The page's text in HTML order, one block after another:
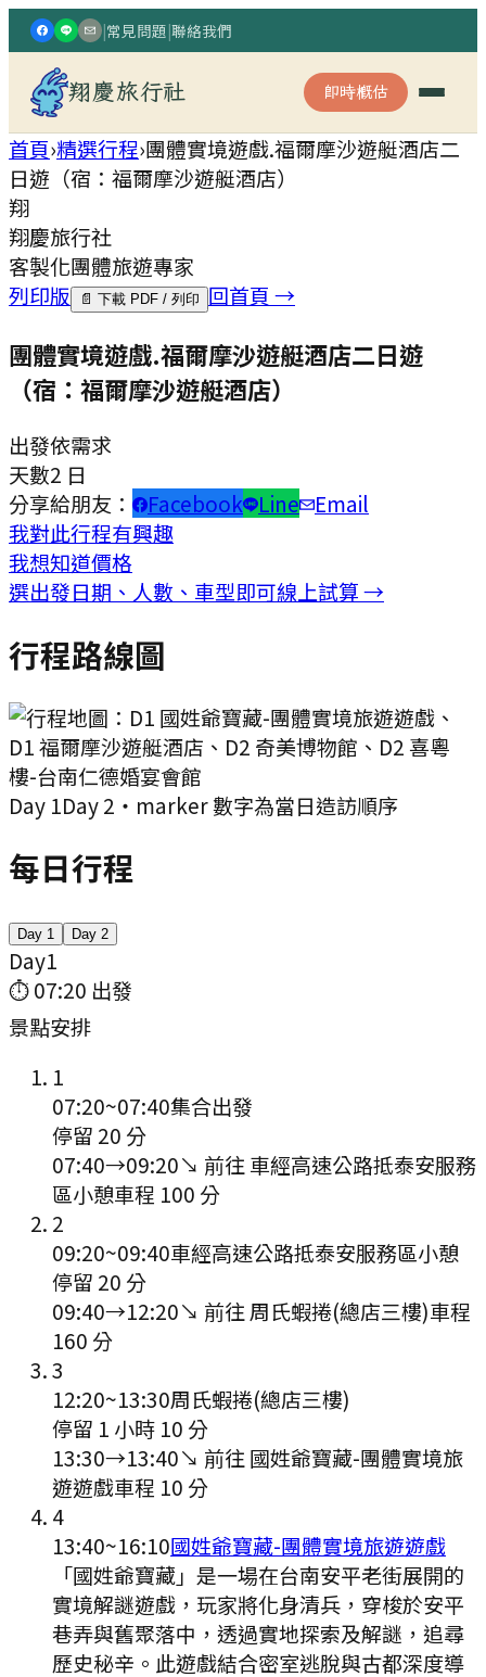
|常見問題|聯絡我們
翔慶旅行社 即時概估
首頁›精選行程›團體實境遊戲.福爾摩沙遊艇酒店二
日遊（宿：福爾摩沙遊艇酒店）
翔
翔慶旅行社
客製化團體旅遊專家
列印版
📄 下載 PDF / 列印 回首頁 →
團體實境遊戲.福爾摩沙遊艇酒店二日遊
（宿：福爾摩沙遊艇酒店）
出發依需求
天數2 日
分享給朋友：
Facebook Line
Email
我對此行程有興趣
我想知道價格
選出發日期、人數、車型即可線上試算 →
行程路線圖
Day 1Day2 ・marker 數字為當日造訪順序
每日行程
Day 1 Day 2
Day1
⏱07:20 出發
景點安排
1
07:20~07:40集合出發
停留 20 分
07:40→09:20↘ 前往 車經高速公路抵泰安服務
區小憩車程 100 分
2
09:20~09:40車經高速公路抵泰安服務區小憩
停留 20 分
09:40→12:20↘ 前往 周氏蝦捲(總店三樓)車程
160 分
3
12:20~13:30周氏蝦捲(總店三樓)
停留 1 小時 10 分
13:30→13:40↘ 前往 國姓爺寶藏-團體實境旅
遊遊戲車程 10 分
4
13:40~16:10國姓爺寶藏-團體實境旅遊遊戲
「國姓爺寶藏」是一場在台南安平老街展開的
實境解謎遊戲，玩家將化身清兵，穿梭於安平
巷弄與舊聚落中，透過實地探索及解謎，追尋
歷史秘辛。此遊戲結合密室逃脫與古都深度導